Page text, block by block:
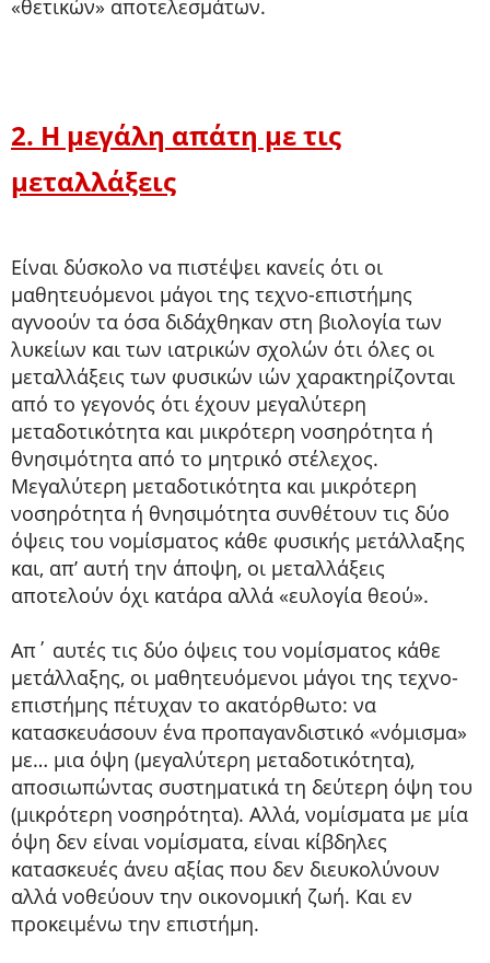
«θετικών» αποτελεσμάτων.
2. Η μεγάλη απάτη με τις
μεταλλάξεις
Είναι δύσκολο να πιστέψει κανείς ότι οι
μαθητευόμενοι μάγοι της τεχνο-επιστήμης
αγνοούν τα όσα διδάχθηκαν στη βιολογία των
λυκείων και των ιατρικών σχολών ότι όλες οι
μεταλλάξεις των φυσικών ιών χαρακτηρίζονται
από το γεγονός ότι έχουν μεγαλύτερη
μεταδοτικότητα και μικρότερη νοσηρότητα ή
θνησιμότητα από το μητρικό στέλεχος.
Μεγαλύτερη μεταδοτικότητα και μικρότερη
νοσηρότητα ή θνησιμότητα συνθέτουν τις δύο
όψεις του νομίσματος κάθε φυσικής μετάλλαξης
και, απ’ αυτή την άποψη, οι μεταλλάξεις
αποτελούν όχι κατάρα αλλά «ευλογία θεού».
Απ΄ αυτές τις δύο όψεις του νομίσματος κάθε
μετάλλαξης, οι μαθητευόμενοι μάγοι της τεχνο-
επιστήμης πέτυχαν το ακατόρθωτο: να
κατασκευάσουν ένα προπαγανδιστικό «νόμισμα»
με… μια όψη (μεγαλύτερη μεταδοτικότητα),
αποσιωπώντας συστηματικά τη δεύτερη όψη του
(μικρότερη νοσηρότητα). Αλλά, νομίσματα με μία
όψη δεν είναι νομίσματα, είναι κίβδηλες
κατασκευές άνευ αξίας που δεν διευκολύνουν
αλλά νοθεύουν την οικονομική ζωή. Και εν
προκειμένω την επιστήμη.